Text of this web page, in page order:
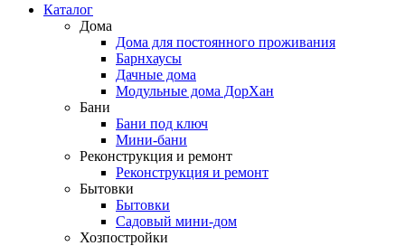
Каталог
Дома
Дома для постоянного проживания
Барнхаусы
Дачные дома
Модульные дома ДорХан
Бани
Бани под ключ
Мини-бани
Реконструкция и ремонт
Реконструкция и ремонт
Бытовки
Бытовки
Садовый мини-дом
Хозпостройки